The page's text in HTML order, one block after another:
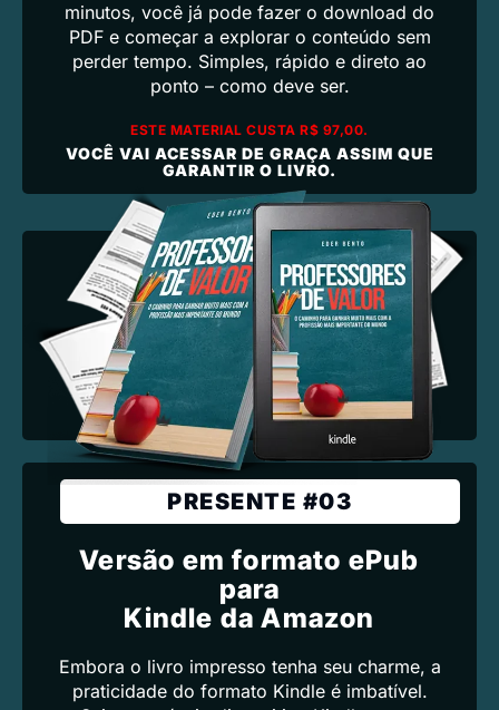
minutos, você já pode fazer o download do
PDF e começar a explorar o conteúdo sem
perder tempo. Simples, rápido e direto ao
ponto – como deve ser.
ESTE MATERIAL CUSTA R$ 97,00.
VOCÊ VAI ACESSAR DE GRAÇA ASSIM QUE
GARANTIR O LIVRO.
PRESENTE #03
Versão em formato ePub
para
Kindle da Amazon
Embora o livro impresso tenha seu charme, a
praticidade do formato Kindle é imbatível.